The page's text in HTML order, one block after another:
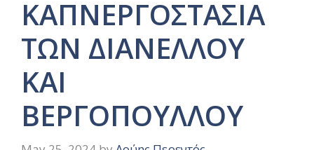
ΚΑΠΝΕΡΓΟΣΤΑΣΙΑ
ΤΩΝ ΔΙΑΝΕΛΛΟΥ
ΚΑΙ
ΒΕΡΓΟΠΟΥΛΛΟΥ